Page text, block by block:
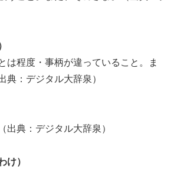
は程度・事柄が違っていること。ま
典：デジタル大辞泉）
出典：デジタル大辞泉）
け）